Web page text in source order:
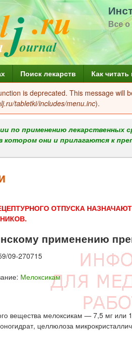
Все о
Поиск лекарств Как
is deprecated. This message will
tabletki/includes/menu.inc).
по применению лекарственных
котором они и прилагаются к
ОТПУСКА
применению
09-270715
Мелоксикам
вещества мелоксикам — 7,5 мг или
целлюлоза